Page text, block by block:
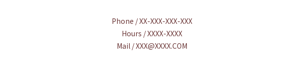
Phone / XX-XXX-XXX-XXX
Hours / XXXX-XXXX
Mail / XXX@XXXX.COM